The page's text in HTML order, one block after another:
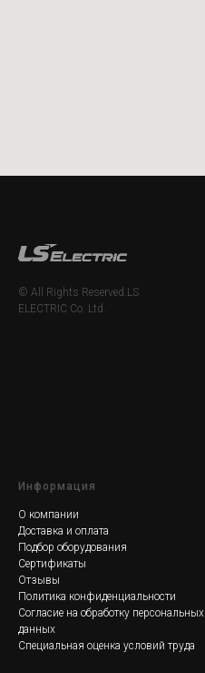
© All Rights Reserved.LS
ELECTRIC Co. Ltd.
Информация
О компании
Доставка и оплата
Подбор оборудования
Сертификаты
Отзывы
Политика конфиденциальности
Согласие на обработку персональных
данных
Специальная оценка условий труда